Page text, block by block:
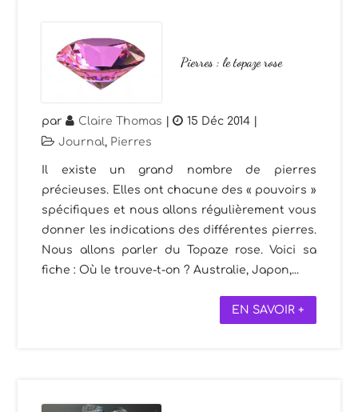
Pierres : le topaze rose
par Claire Thomas | 15 Déc 2014
Journal, Pierres
Il existe un grand nombre de pierres
précieuses. Elles ont chacune des « pouvoirs »
spécifiques et nous allons régulièrement vous
donner les indications des différentes pierres.
Nous allons parler du Topaze rose. Voici sa
fiche : Où le trouve-t-on ? Australie, Japon,...
EN SAVOIR +